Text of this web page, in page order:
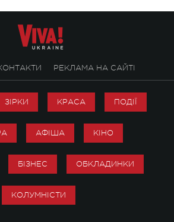
РЕКЛАМА НА САЙТІ
ЗІРКИ КРАСА ПОДІЇ
АФІША КІНО
БІЗНЕС ОБКЛАДИНКИ
КОЛУМНІСТИ